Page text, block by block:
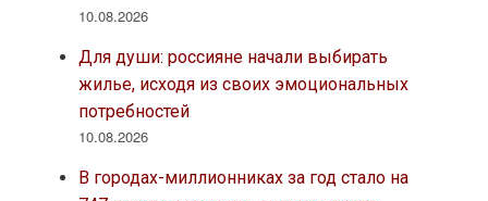
10.08.2026
Для души: россияне начали выбирать
жилье, исходя из своих эмоциональных
потребностей
10.08.2026
В городах-миллионниках за год стало на